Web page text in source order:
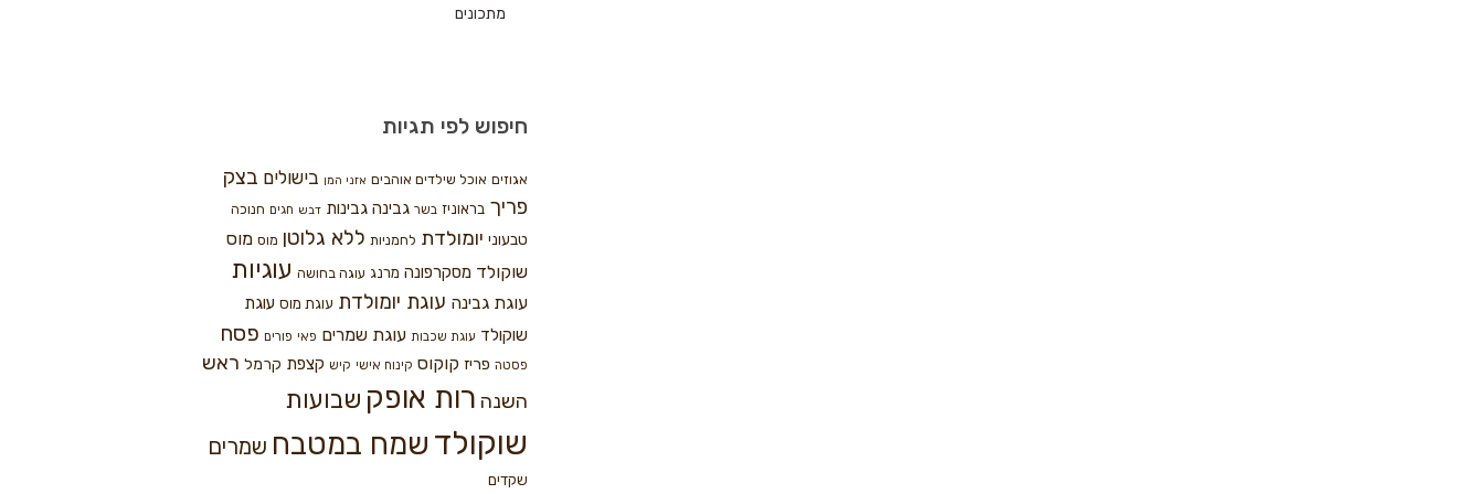
מתכונים
חיפוש לפי תגיות
אגוזים אוכל שילדים אוהבים אזני המן בישולים בצק
פריך בראוניז בשר גבינה גבינות דבש חגים חנוכה
טבעוני יומולדת לחמניות ללא גלוטן מוס מוס
שוקולד מסקרפונה מרנג עוגה בחושה עוגיות
עוגת גבינה עוגת יומולדת עוגת מוס עוגת
שוקולד עוגת שכבות עוגת שמרים פאי פורים פסח
פסטה פריז קוקוס קינוח אישי קיש קצפת קרמל ראש
השנה רות אופק שבועות
שוקולד שמח במטבח שמרים
שקדים